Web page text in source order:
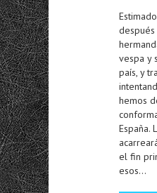
vespa y
país, y
hemos
España.
el fin
esos…